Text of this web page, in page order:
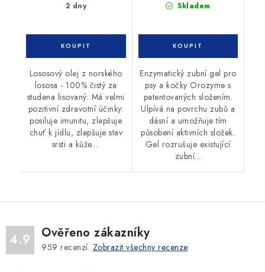
2 dny
Lososový olej z norského
lososa - 100% čistý za
studena lisovaný. Má velmi
pozitivní zdravotní účinky:
posiluje imunitu, zlepšuje
chuť k jídlu, zlepšuje stav
srsti a kůže....
Skladem
Enzymatický zubní gel pro
psy a kočky Orozyme s
patentovaných složením.
Ulpívá na povrchu zubů a
dásní a umožňuje tím
působení aktivních složek.
Gel rozrušuje existující
zubní...
4.9 Ověřeno zákazníky
959 recenzí. Zobrazit všechny recenze